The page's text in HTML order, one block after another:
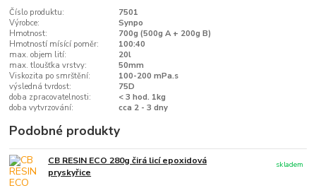
Číslo produktu:
7501
Výrobce:
Synpo
Hmotnost:
700g (500g A + 200g B)
Hmotností mísící poměr:
100:40
max. objem lití:
20l
max. tloušťka vrstvy:
50mm
Viskozita po smrštění:
100-200 mPa.s
výsledná tvrdost:
75D
doba zpracovatelnosti:
< 3 hod. 1kg
doba vytvrzování:
cca 2 - 3 dny
Podobné produkty
CB RESIN ECO 280g čirá licí epoxidová
pryskyřice
skladem